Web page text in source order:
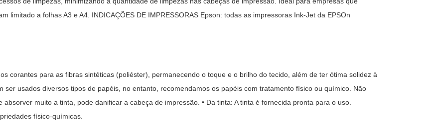
limitado a folhas A3 e A4. INDICAÇÕES DE IMPRESSORAS Epson: todas as impressoras Ink-Jet da EPSOn
corantes para as fibras sintéticas (poliéster), permanecendo o toque e o brilho do tecido, além de ter ótima solidez à
ser usados diversos tipos de papéis, no entanto, recomendamos os papéis com tratamento físico ou químico. Não
muito a tinta, pode danificar a cabeça de impressão. • Da tinta: A tinta é fornecida pronta para o uso.
físico-químicas.